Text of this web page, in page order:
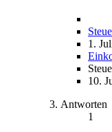
1.
10.
Antworten
1